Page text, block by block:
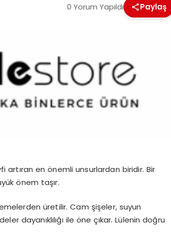
0 Yorum Yapıldı Paylaş
artıran en önemli unsurlardan biridir. Bir
önem taşır.
üretilir. Cam şişeler, suyun
dayanıklılığı ile öne çıkar. Lülenin doğru